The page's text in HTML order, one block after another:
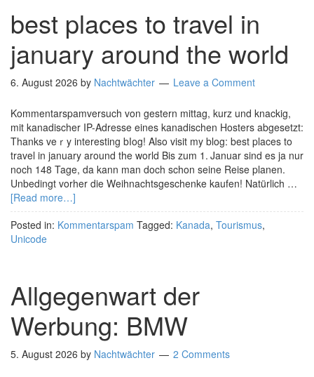
best places to travel in
january around the world
6. August 2026 by Nachtwächter Leave a Comment
Kommentarspamversuch von gestern mittag, kurz und knackig,
mit kanadischer IP-Adresse eines kanadischen Hosters abgesetzt:
Thanks veｒy interesting bⅼog! Also visit my blog: best places to
travel in january around the world Bis zum 1. Januar sind es ja nur
noch 148 Tage, da kann man doch schon seine Reise planen.
Unbedingt vorher die Weihnachtsgeschenke kaufen! Natürlich …
[Read more…]
Posted in: Kommentarspam Tagged: Kanada, Tourismus,
Unicode
Allgegenwart der
Werbung: BMW
5. August 2026 by Nachtwächter 2 Comments